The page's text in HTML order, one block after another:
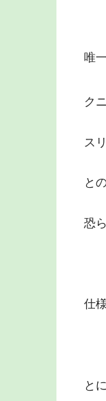
唯
ク
ス
と
恐
仕
と